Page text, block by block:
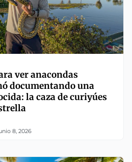
ver anacondas
documentando una
la caza de curiyúes
8, 2026